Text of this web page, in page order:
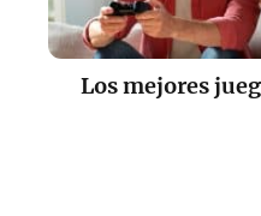
Los mejores